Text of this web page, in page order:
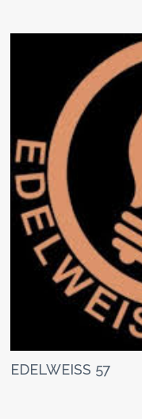
EDELWEISS 57